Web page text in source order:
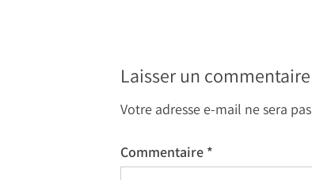
Laisser un commentaire
Votre adresse e-mail ne sera
Commentaire *